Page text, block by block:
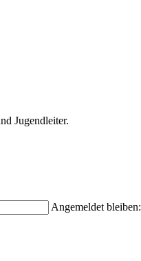
Jugendleiter.
Angemeldet bleiben: